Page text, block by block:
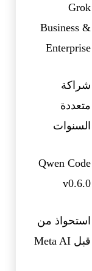
Grok
Business &
Enterprise
شراكة
متعددة
السنوات
Qwen Code
v0.6.0
استحواذ من
قبل Meta AI